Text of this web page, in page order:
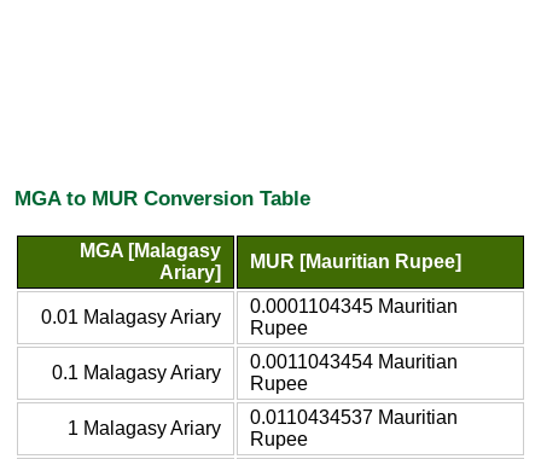
MGA to MUR Conversion Table
MGA [Malagasy
Ariary]
MUR [Mauritian Rupee]
0.01 Malagasy Ariary
0.0001104345 Mauritian
Rupee
0.1 Malagasy Ariary
0.0011043454 Mauritian
Rupee
1 Malagasy Ariary
0.0110434537 Mauritian
Rupee